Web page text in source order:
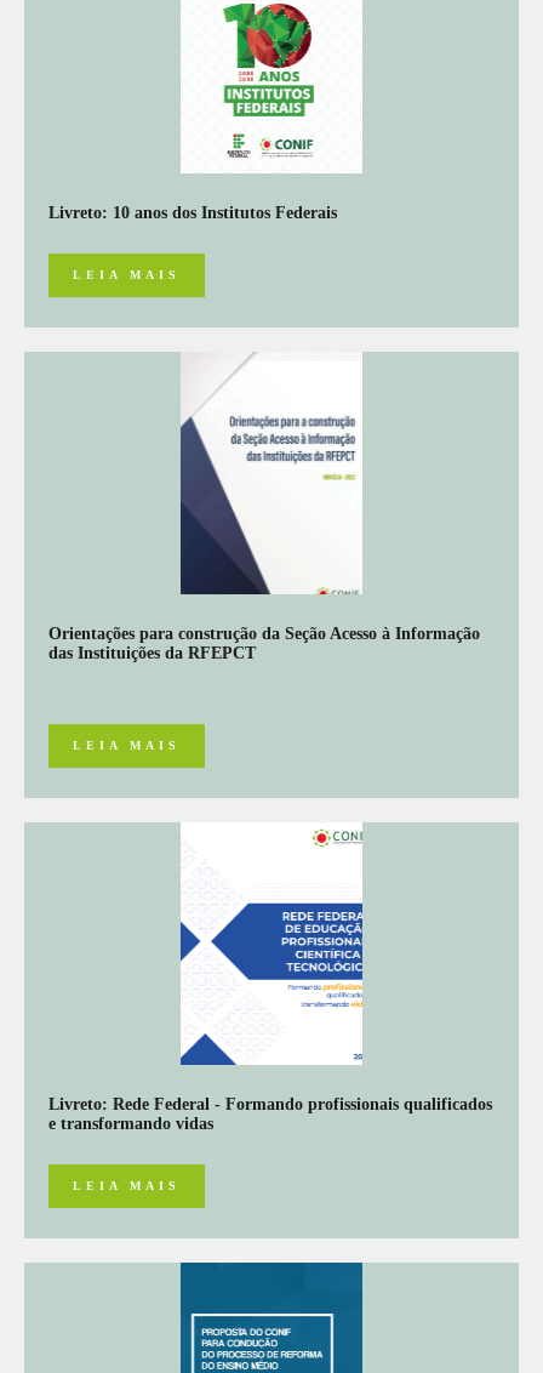
Livreto: 10 anos dos Institutos Federais
LEIA MAIS
Orientações para construção da Seção Acesso à Informação
das Instituições da RFEPCT
LEIA MAIS
Livreto: Rede Federal - Formando profissionais qualificados
e transformando vidas
LEIA MAIS